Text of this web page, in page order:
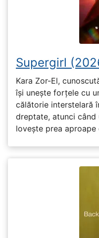
Supergirl
Kara Zor-El,
își unește forțele cu
călătorie interstelară
dreptate, atunci când
lovește prea aproape